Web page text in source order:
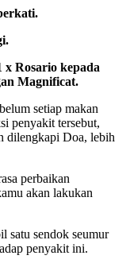
x Rosario kepada
Magnificat.
setiap makan
penyakit tersebut,
dilengkapi Doa, lebih
perbaikan
akan lakukan
satu sendok seumur
penyakit ini.